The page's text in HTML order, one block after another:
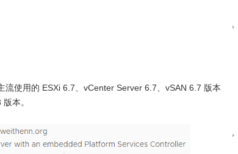
使用的 ESXi 6.7、vCenter Server 6.7、vSAN 6.7 版本
本。